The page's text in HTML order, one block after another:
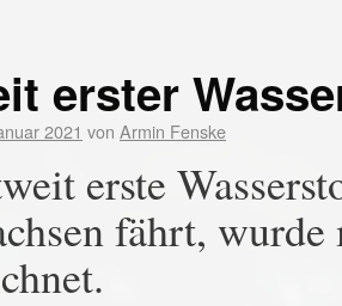
erster
2021 von Armin Fenske
erste
fährt,